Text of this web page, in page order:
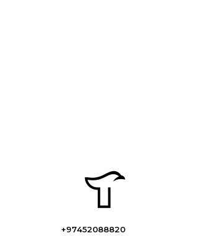
+97452088820